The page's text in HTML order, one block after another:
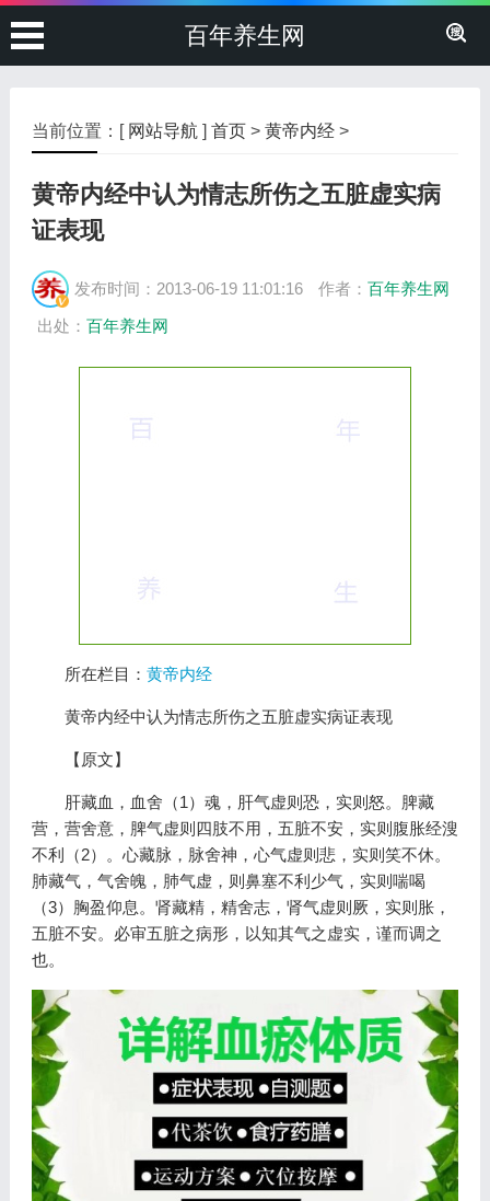
百年养生网
当前位置：[ 网站导航 ] 首页> 黄帝内经>
黄帝内经中认为情志所伤之五脏虚实病
证表现
发布时间：2013-06-19 11:01:16 作者： 百年养生网
出处： 百年养生网
所在栏目： 黄帝内经
黄帝内经中认为情志所伤之五脏虚实病证表现
【原文】
肝藏血，血舍（1）魂，肝气虚则恐，实则怒。脾藏
营，营舍意，脾气虚则四肢不用，五脏不安，实则腹胀经溲
不利（2）。心藏脉，脉舍神，心气虚则悲，实则笑不休。
肺藏气，气舍魄，肺气虚，则鼻塞不利少气，实则喘喝
（3）胸盈仰息。肾藏精，精舍志，肾气虚则厥，实则胀，
五脏不安。必审五脏之病形，以知其气之虚实，谨而调之
也。